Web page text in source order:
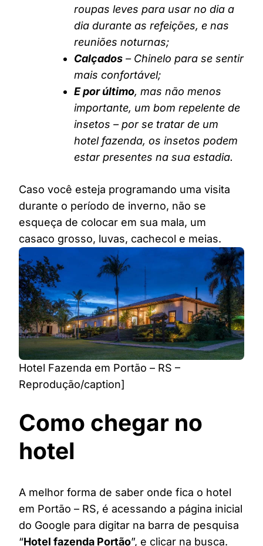
roupas leves para usar no dia a
dia durante as refeições, e nas
reuniões noturnas;
Calçados – Chinelo para se sentir
mais confortável;
E por último, mas não menos
importante, um bom repelente de
insetos – por se tratar de um
hotel fazenda, os insetos podem
estar presentes na sua estadia.
Caso você esteja programando uma visita
durante o período de inverno, não se
esqueça de colocar em sua mala, um
casaco grosso, luvas, cachecol e meias.
Hotel Fazenda em Portão – RS –
Reprodução/caption]
Como chegar no
hotel
A melhor forma de saber onde fica o hotel
em Portão – RS, é acessando a página inicial
do Google para digitar na barra de pesquisa
“Hotel fazenda Portão”, e clicar na busca.